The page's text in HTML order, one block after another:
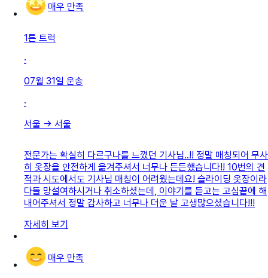
매우 만족
1톤 트럭
·
07월 31일 운송
·
서울 → 서울
전문가는 확실히 다르구나를 느꼈던 기사님..!! 정말 매칭되어 무사
히 옷장을 안전하게 옮겨주셔서 너무나 든든했습니다!! 10번의 견
적과 시도에서도 기사님 매칭이 어려웠는데요! 슬라이딩 옷장이라
다들 망설여하시거나 취소하셨는데, 이야기를 듣고는 고심끝에 해
내어주셔서 정말 감사하고 너무나 더운 날 고생많으셨습니다!!!
자세히 보기
매우 만족